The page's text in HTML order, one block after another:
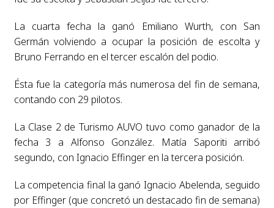
La cuarta fecha la ganó Emiliano Wurth, con San
Germán volviendo a ocupar la posición de escolta y
Bruno Ferrando en el tercer escalón del podio.
Ésta fue la categoría más numerosa del fin de semana,
contando con 29 pilotos.
La Clase 2 de Turismo AUVO tuvo como ganador de la
fecha 3 a Alfonso González. Matía Saporiti arribó
segundo, con Ignacio Effinger en la tercera posición.
La competencia final la ganó Ignacio Abelenda, seguido
por Effinger (que concretó un destacado fin de semana)